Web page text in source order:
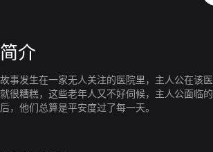
简介
故事发生在一家无人关注的医院里，主人公在该
就很糟糕，这些老年人又不好伺候，主人公面临
后，他们总算是平安度过了每一天。